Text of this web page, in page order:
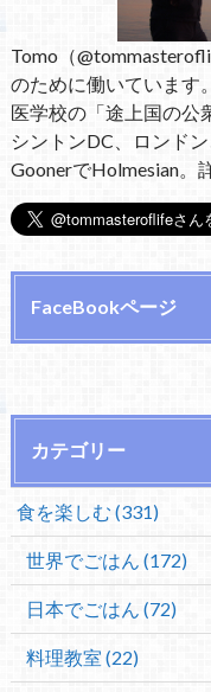
Tomo（
のために働いています
医学校の「途上国の公
シントンDC、ロンド
GoonerでHolmesian。
FaceBookページ
カテゴリー
食を楽しむ (331)
世界でごはん (172)
日本でごはん (72)
料理教室 (22)